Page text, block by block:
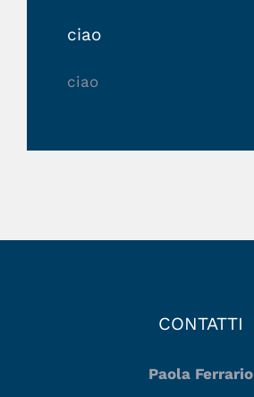
ciao
ciao
CONTATTI
Paola Ferrario